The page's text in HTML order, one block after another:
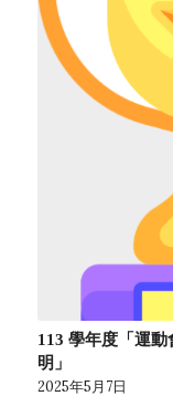
113 學年度「運
明」
2025年5月7日